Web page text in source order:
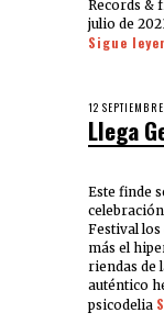
Records &
julio de
Sigue
12
Llega
Este finde
Festival los
más el
riendas de
auténtico
psicodelia